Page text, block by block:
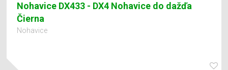
Nohavice DX433 - DX4 Nohavice do dažďa
Čierna
Nohavice